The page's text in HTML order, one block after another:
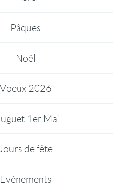
Pâques
Noël
Voeux 2026
1er Mai
Jours de fête
Evénements